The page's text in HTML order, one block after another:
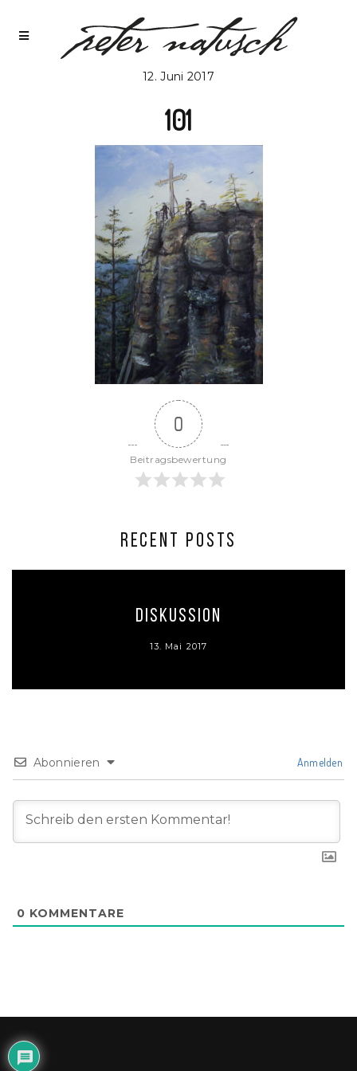
12. Juni 2017
101
0
Beitragsbewertung
RECENT POSTS
Diskussion
13. Mai 2017
Abonnieren Anmelden
0 KOMMENTARE